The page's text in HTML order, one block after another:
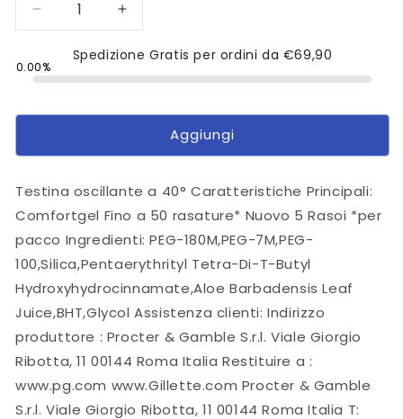
Diminuisci
quantità
Gillette
Uomo
e
a
3
Lame,
Confezione
4
rasoi+1
Gratis
5
Rasoi
Aumenta
quantità
per
Gillette
Uomo
Sensitive
e
a
3
Lame,
Confezione
4
rasoi+1
Gratis
5
Rasoi
Spedizione Gratis per ordini da €69,90
0.00%
Aggiungi
Testina oscillante a 40° Caratteristiche Principali:
Comfortgel Fino a 50 rasature* Nuovo 5 Rasoi *per
pacco Ingredienti: PEG-180M,PEG-7M,PEG-
100,Silica,Pentaerythrityl Tetra-Di-T-Butyl
Hydroxyhydrocinnamate,Aloe Barbadensis Leaf
Juice,BHT,Glycol Assistenza clienti: Indirizzo
produttore : Procter & Gamble S.r.l. Viale Giorgio
Ribotta, 11 00144 Roma Italia Restituire a :
www.pg.com www.Gillette.com Procter & Gamble
S.r.l. Viale Giorgio Ribotta, 11 00144 Roma Italia T: